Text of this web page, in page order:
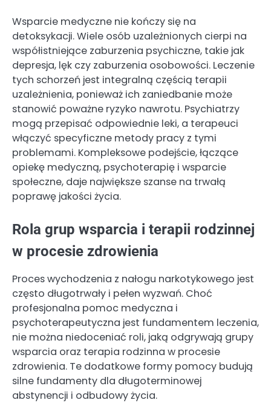
Wsparcie medyczne nie kończy się na
detoksykacji. Wiele osób uzależnionych cierpi na
współistniejące zaburzenia psychiczne, takie jak
depresja, lęk czy zaburzenia osobowości. Leczenie
tych schorzeń jest integralną częścią terapii
uzależnienia, ponieważ ich zaniedbanie może
stanowić poważne ryzyko nawrotu. Psychiatrzy
mogą przepisać odpowiednie leki, a terapeuci
włączyć specyficzne metody pracy z tymi
problemami. Kompleksowe podejście, łączące
opiekę medyczną, psychoterapię i wsparcie
społeczne, daje największe szanse na trwałą
poprawę jakości życia.
Rola grup wsparcia i terapii rodzinnej
w procesie zdrowienia
Proces wychodzenia z nałogu narkotykowego jest
często długotrwały i pełen wyzwań. Choć
profesjonalna pomoc medyczna i
psychoterapeutyczna jest fundamentem leczenia,
nie można niedoceniać roli, jaką odgrywają grupy
wsparcia oraz terapia rodzinna w procesie
zdrowienia. Te dodatkowe formy pomocy budują
silne fundamenty dla długoterminowej
abstynencji i odbudowy życia.